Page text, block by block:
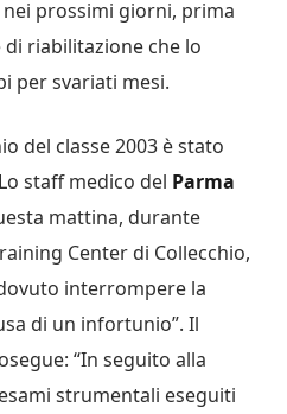
prossimi giorni, prima
riabilitazione che lo
per svariati mesi.
del classe 2003 è stato
staff medico del Parma
mattina, durante
Center di Collecchio,
interrompere la
di un infortunio”. Il
“In seguito alla
strumentali eseguiti